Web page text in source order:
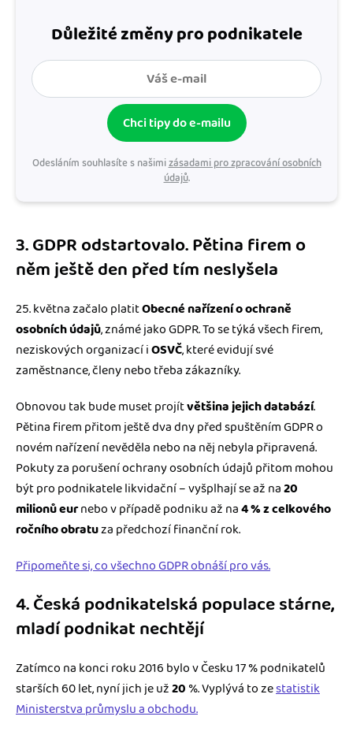
Důležité změny pro podnikatele
Chci tipy do e-mailu
Odesláním souhlasíte s našimizásadami pro zpracování osobních
údajů.
3. GDPR odstartovalo. Pětina firem o
něm ještě den před tím neslyšela
25. května začalo platitObecné nařízení o ochraně
osobních údajů, známé jako GDPR. To se týká všech firem,
neziskových organizací iOSVČ, které evidují své
zaměstnance, členy nebo třeba zákazníky.
Obnovou tak bude muset projítvětšina jejich databází.
Pětina firem přitom ještě dva dny před spuštěním GDPR o
novém nařízení nevěděla nebo na něj nebyla připravená.
Pokuty za porušení ochrany osobních údajů přitom mohou
být pro podnikatele likvidační – vyšplhají se až na20
milionů eurnebo v případě podniku až na4 % z celkového
ročního obratuza předchozí finanční rok.
Připomeňte si, co všechno GDPR obnáší pro vás.
4. Česká podnikatelská populace stárne,
mladí podnikat nechtějí
Zatímco na konci roku 2016 bylo v Česku 17 % podnikatelů
starších 60 let, nyní jich je už20 %. Vyplývá to zestatistik
Ministerstva průmyslu a obchodu.